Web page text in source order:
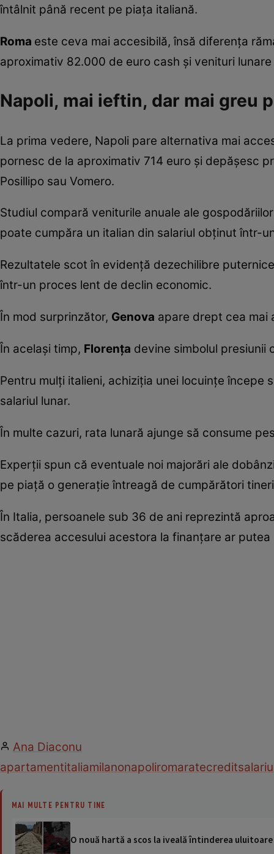
întâlnit până recent pe piața italiană.
Roma este ceva mai accesibilă, însă diferența
aproximativ 82.000 de euro cash și venituri
Napoli, mai ieftin, dar mai greu
La prima vedere, Napoli pare alternativa mai
pornesc de la aproximativ 714 euro și depășesc
Posillipo sau Vomero.
Studiul compară veniturile anuale ale
poate cumpăra un italian din salariul obținut într-
Rezultatele scot în evidență dezechilibre
într-un proces lent de declin economic.
În mod surprinzător, Genova apare drept cea mai
În același timp, Florența devine simbolul presiunii
Pentru mulți italieni, achiziția unei locuințe începe
salariul lunar.
În multe cazuri, rata lunară ajunge să consume
Experții spun că eventuale noi majorări ale
pe piață o generație întreagă de cumpărători
În Italia, persoanele sub 36 de ani reprezintă
scăderea accesului acestora la finanțare ar
Ana Diaconu
apartamentitaliamilanonapoliromaratecreditsalariu
MAI MULTE PENTRU TINE
O nouă hartă a scos la iveală întinderea